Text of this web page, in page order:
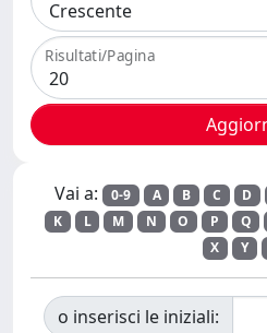
Risultati/Pagina
Vai a: 0-9 A B C D
K
L M N O P Q
X
Y
o inserisci le iniziali: